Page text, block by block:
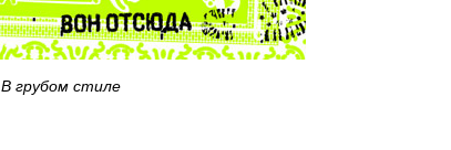
В грубом стиле